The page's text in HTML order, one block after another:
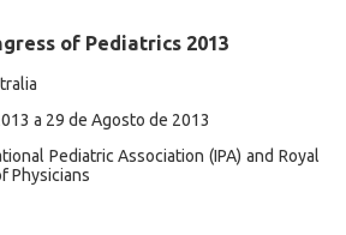
of Pediatrics 2013
a 29 de Agosto de 2013
Pediatric Association (IPA) and Royal
Physicians